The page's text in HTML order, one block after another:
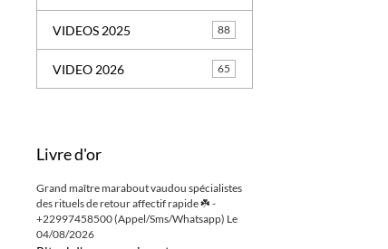
VIDEOS 2025 88
VIDEO 2026 65
Livre d'or
Grand maître marabout vaudou spécialistes
des rituels de retour affectif rapide ☘️ -
+22997458500 (Appel/Sms/Whatsapp) Le
04/08/2026